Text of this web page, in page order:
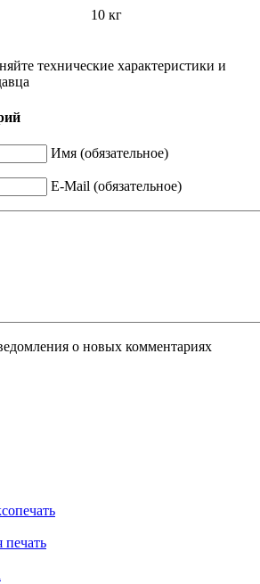
10 кг
технические характеристики и
Имя (обязательное)
E-Mail (обязательное)
о новых комментариях
печать